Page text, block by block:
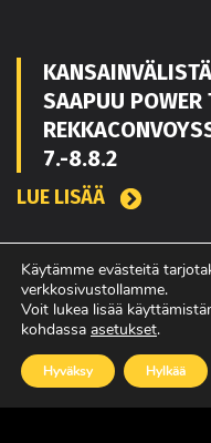
SAAPUU POWER
7.-8.8.2
LUE LISÄÄ
TOUKO KAAKKO
MYYNTIÄ
LUE LISÄÄ
Käytämme evästeitä
verkkosivustollamme.
Voit lukea lisää
kohdassa asetukset.
Hyväksy Hylkää